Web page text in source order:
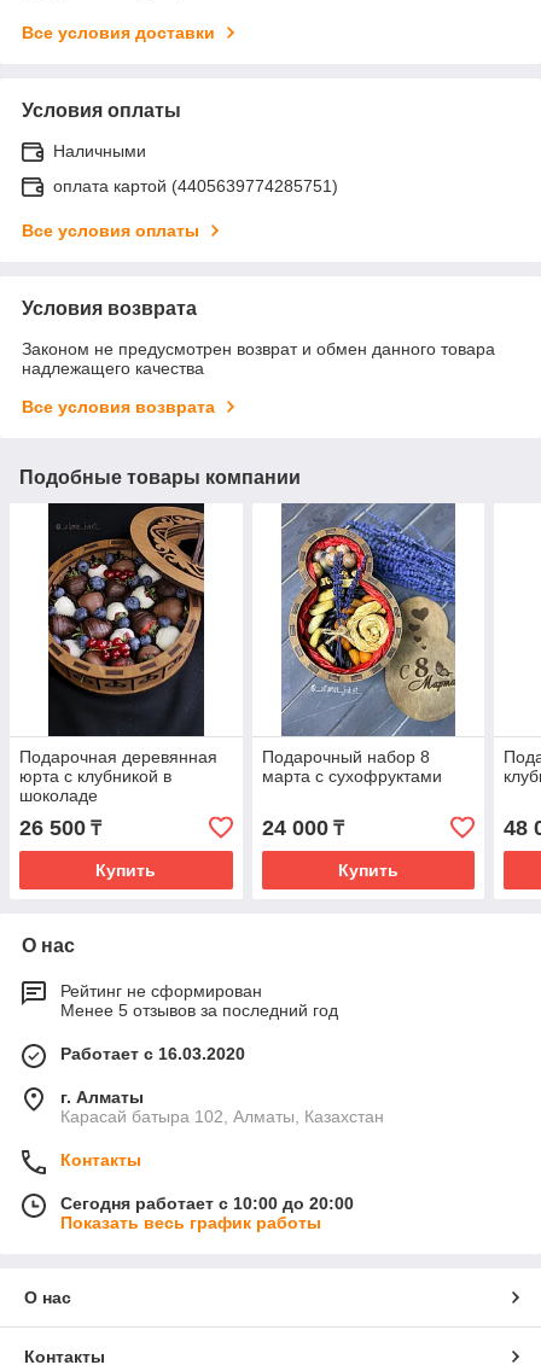
Все условия доставки
Условия оплаты
Наличными
оплата картой (4405639774285751)
Все условия оплаты
Условия возврата
Законом не предусмотрен возврат и обмен данного товара
надлежащего качества
Все условия возврата
Подобные товары компании
Подарочная деревянная
юрта с клубникой в
шоколаде
26 500 ₸
Купить
Подарочный набор 8
марта с сухофруктами
24 000₸
Купить
48
О нас
Рейтинг не сформирован
Менее 5 отзывов за последний год
Работает с 16.03.2020
г. Алматы
Карасай батыра 102, Алматы, Казахстан
Контакты
Сегодня работает с 10:00 до 20:00
Показать весь график работы
О нас
Контакты